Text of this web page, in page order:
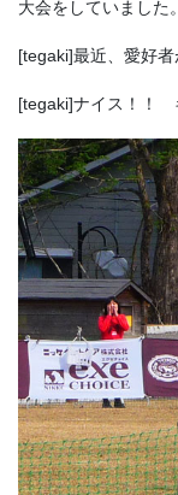
大会をしていました
[tegaki]最近、愛好
[tegaki]ナイス！！